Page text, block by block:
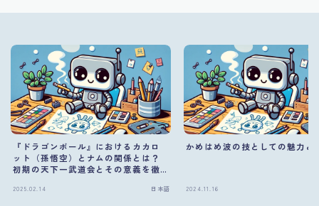
『ドラゴンボール』におけるカカロ
ット（孫悟空）とナムの関係とは？
初期の天下一武道会とその意義を徹
2025.02.14 日本語
かめはめ波の技としての魅力と
2024.11.16